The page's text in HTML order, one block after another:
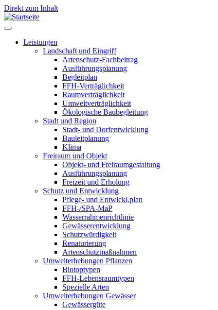
Direkt zum Inhalt
Leistungen
Leistungen
Landschaft und Eingriff
Artenschutz-Fachbeitrag
Ausführungsplanung
Begleitplan
FFH-Verträglichkeit
Raumverträglichkeit
Umweltverträglichkeit
Ökologische Baubegleitung
Stadt und Region
Stadt- und Dorfentwicklung
Bauleitplanung
Klima
Freiraum und Objekt
Objekt- und Freiraumgestaltung
Ausführungsplanung
Freizeit und Erholung
Schutz und Entwicklung
Pflege- und Entwickl.plan
FFH-/SPA-MaP
Wasserrahmenrichtlinie
Gewässerentwicklung
Schutzwürdigkeit
Renaturierung
Artenschutzmaßnahmen
Umwelterhebungen Pflanzen
Biotoptypen
FFH-Lebensraumtypen
Spezielle Arten
Umwelterhebungen Gewässer
Gewässergüte